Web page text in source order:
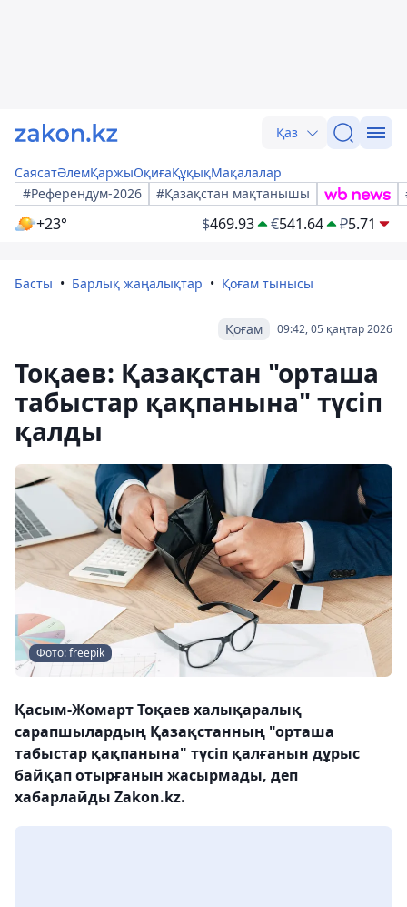
Қаз
СаясатӘлемҚаржыОқиғаҚұқықМақалалар
#Референдум-2026
#Қазақстан мақтанышы
+23° $469.93 €541.64 ₽5.71
Басты Барлық жаңалықтар Қоғам тынысы
09:42, 05 қаңтар 2026
Қоғам
Тоқаев: Қазақстан "орташа
табыстар қақпанына" түсіп
қалды
Фото: freepik
Қасым-Жомарт Тоқаев халықаралық
сарапшылардың Қазақстанның "орташа
табыстар қақпанына" түсіп қалғанын дұрыс
байқап отырғанын жасырмады, деп
хабарлайды Zakon.kz.